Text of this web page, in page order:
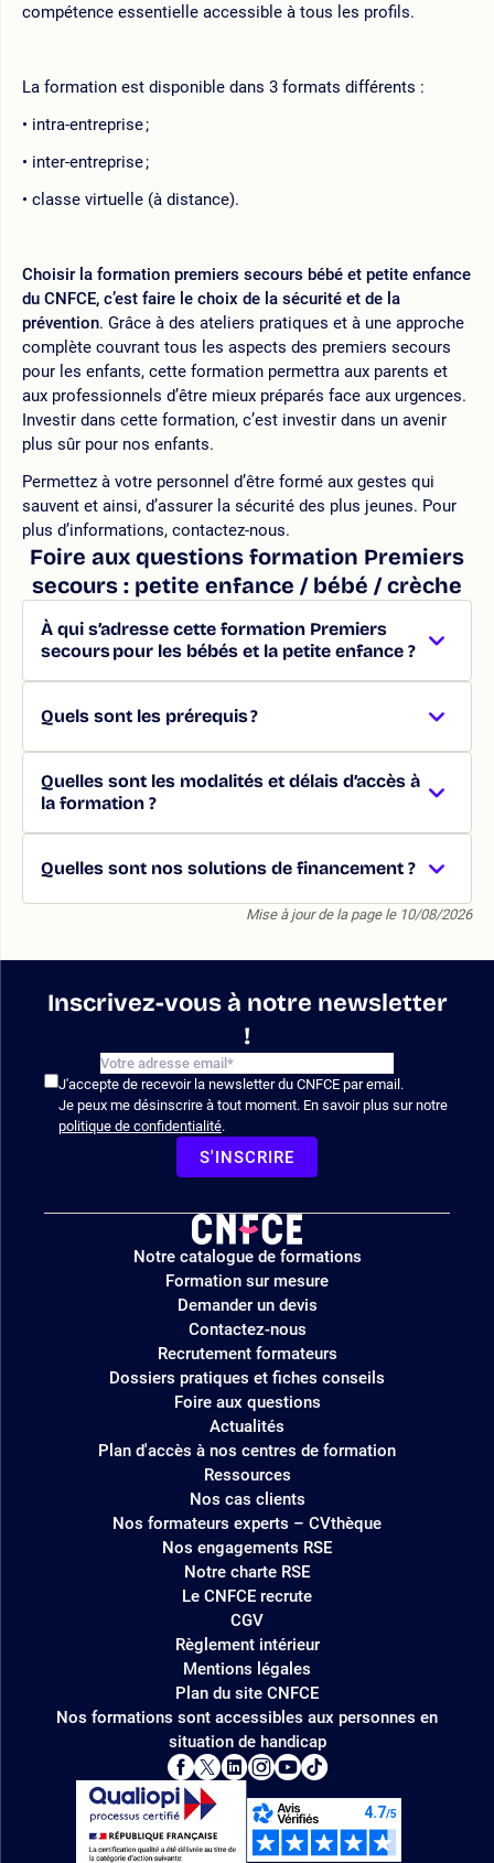
compétence essentielle accessible à tous les profils.
La formation est disponible dans 3 formats différents :
intra-entreprise ;
inter-entreprise ;
classe virtuelle (à distance).
Choisir la formation premiers secours bébé et petite enfance
du CNFCE, c’est faire le choix de la sécurité et de la
prévention. Grâce à des ateliers pratiques et à une approche
complète couvrant tous les aspects des premiers secours
pour les enfants, cette formation permettra aux parents et
aux professionnels d’être mieux préparés face aux urgences.
Investir dans cette formation, c’est investir dans un avenir
plus sûr pour nos enfants.
Permettez à votre personnel d’être formé aux gestes qui
sauvent et ainsi, d’assurer la sécurité des plus jeunes. Pour
plus d’informations, contactez-nous.
Foire aux questions formation Premiers
secours : petite enfance / bébé / crèche
À qui s’adresse cette formation Premiers
secours pour les bébés et la petite enfance ?
Quels sont les prérequis ?
Quelles sont les modalités et délais d’accès à
la formation ?
Quelles sont nos solutions de financement ?
Mise à jour de la page le 10/08/2026
Inscrivez-vous à notre newsletter
!
J'accepte de recevoir la newsletter du CNFCE par email.
Je peux me désinscrire à tout moment. En savoir plus sur notre
politique de confidentialité.
S'INSCRIRE
Logo
site
Notre catalogue de formations
Formation sur mesure
Demander un devis
Contactez-nous
Recrutement formateurs
Dossiers pratiques et fiches conseils
Foire aux questions
Actualités
Plan d'accès à nos centres de formation
Ressources
Nos cas clients
Nos formateurs experts – CVthèque
Nos engagements RSE
Notre charte RSE
Le CNFCE recrute
CGV
Règlement intérieur
Mentions légales
Plan du site CNFCE
Nos formations sont accessibles aux personnes en
situation de handicap